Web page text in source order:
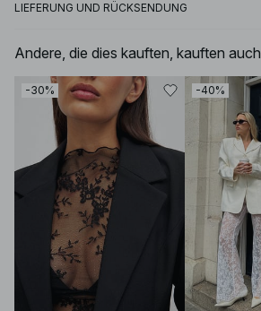
LIEFERUNG UND RÜCKSENDUNG
Andere, die dies kauften, kauften auch
-30% -40%